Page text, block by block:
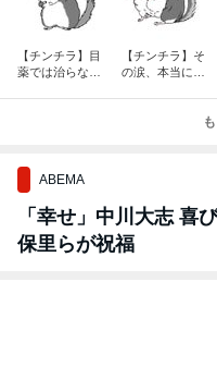
【チンチラ】目
薬では治らない
【チンチラ】そ
の涙、本当に目
ABEMA
「幸せ」中川大志 喜
保里らが祝福